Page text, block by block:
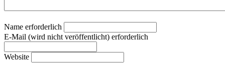
Name erforderlich
E-Mail (wird nicht veröffentlicht) erforderlich
Website